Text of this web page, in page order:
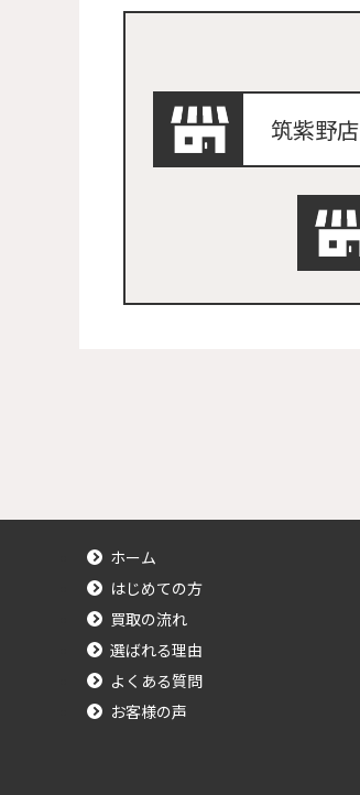
筑紫野店
ホーム
はじめての方
買取の流れ
選ばれる理由
よくある質問
お客様の声